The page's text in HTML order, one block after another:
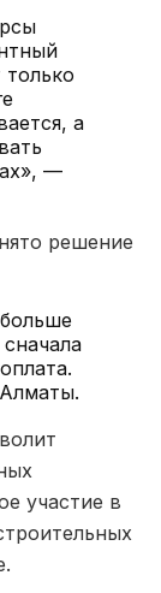
только
а
—
решение
участие в